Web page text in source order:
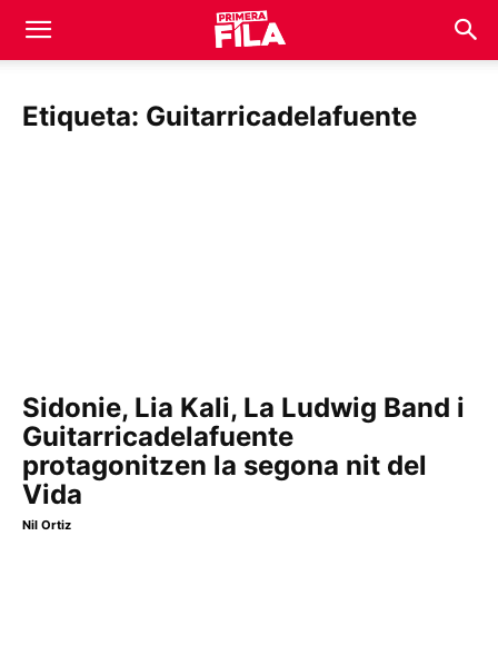
Etiqueta: Guitarricadelafuente
Sidonie, Lia Kali, La Ludwig Band i
Guitarricadelafuente
protagonitzen la segona nit del
Vida
Nil Ortiz